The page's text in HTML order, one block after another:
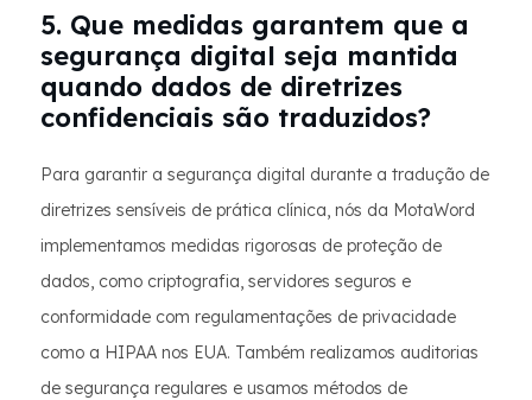
5. Que medidas garantem que a
segurança digital seja mantida
quando dados de diretrizes
confidenciais são traduzidos?
Para garantir a segurança digital durante a tradução de
diretrizes sensíveis de prática clínica, nós da MotaWord
implementamos medidas rigorosas de proteção de
dados, como criptografia, servidores seguros e
conformidade com regulamentações de privacidade
como a HIPAA nos EUA. Também realizamos auditorias
de segurança regulares e usamos métodos de